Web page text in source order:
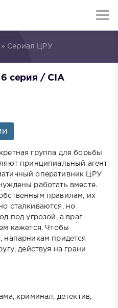
» Сериал ЦРУ
серия / CIA
группа для борьбы
принципиальный агент
оперативник ЦРУ
работать вместе.
правилам, их
сталкиваются, но
под угрозой, а враг
кажется. Чтобы
напарникам придется
действуя на грани
криминал, детектив,